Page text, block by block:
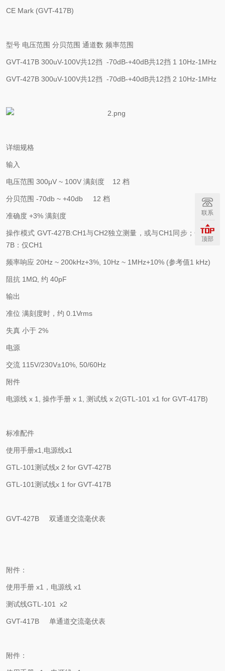
CE Mark (GVT-417B)
型号 电压范围 分贝范围 通道数 频率范围
GVT-417B 300uV-100V共12挡 -70dB-+40dB共12挡 1 10Hz-1MHz
GVT-427B 300uV-100V共12挡 -70dB-+40dB共12挡 2 10Hz-1MHz
详细规格
输入
电压范围 300μV ~ 100V 满刻度 12 档
分贝范围 -70db ~ +40db 12 档
准确度 +3% 满刻度
操作模式 GVT-427B:CH1与CH2独立测量，或与CH1 同步；GVT-41
7B ：仅CH1
频率响应 20Hz ~ 200kHz+3%, 10Hz ~ 1MHz+10% (参考值1 kHz)
阻抗 1MΩ 约 40pF
输出
准位 满刻度时，约 0.1Vrms
失真 小于 2%
电源
交流 115V/230V±10%, 50/60Hz
附件
电源线 x 1, 操作手册 x 1, 测试线 x 2(GTL-101 x1 for GVT-417B)
标准配件
使用手册x1, 电源线x1
GTL-101测试线x 2 for GVT-427B
GTL-101测试线x 1 for GVT-417B
GVT-427B 双通道交流毫伏表
附件：
使用手册 x1 ，电源线 x1
测试线GTL-101 x2
GVT-417B 单通道交流毫伏表
附件：
联系
顶部